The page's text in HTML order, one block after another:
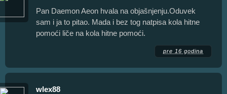
Pan Daemon Aeon hvala na objašnjenju.Oduvek
sam i ja to pitao. Mada i bez tog natpisa kola hitne
pomoći liče na kola hitne pomoći.
pre 16 godina
wlex88